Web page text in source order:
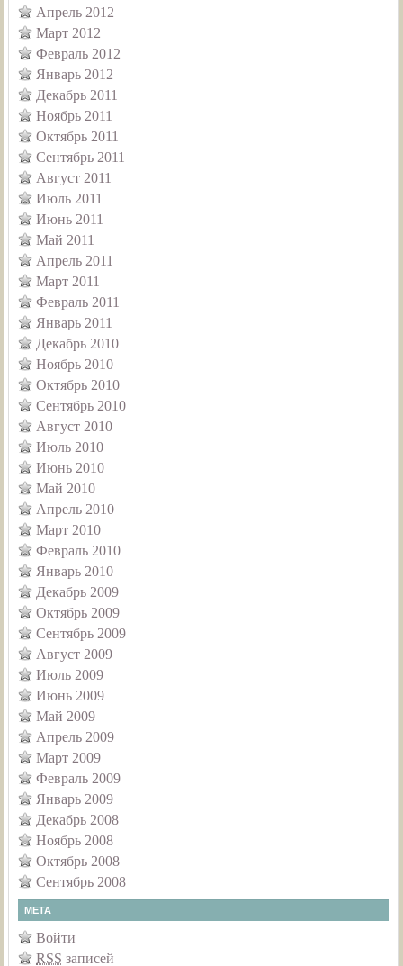
Апрель 2012
Март 2012
Февраль 2012
Январь 2012
Декабрь 2011
Ноябрь 2011
Октябрь 2011
Сентябрь 2011
Август 2011
Июль 2011
Июнь 2011
Май 2011
Апрель 2011
Март 2011
Февраль 2011
Январь 2011
Декабрь 2010
Ноябрь 2010
Октябрь 2010
Сентябрь 2010
Август 2010
Июль 2010
Июнь 2010
Май 2010
Апрель 2010
Март 2010
Февраль 2010
Январь 2010
Декабрь 2009
Октябрь 2009
Сентябрь 2009
Август 2009
Июль 2009
Июнь 2009
Май 2009
Апрель 2009
Март 2009
Февраль 2009
Январь 2009
Декабрь 2008
Ноябрь 2008
Октябрь 2008
Сентябрь 2008
МЕТА
Войти
RSS записей